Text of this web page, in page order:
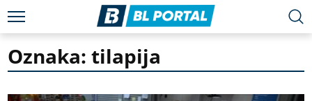
Oznaka: tilapija